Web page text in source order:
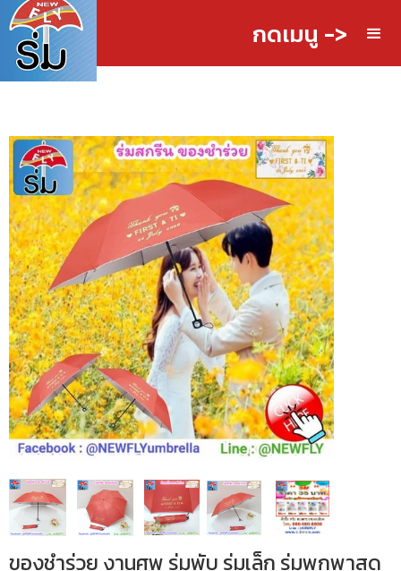
กดเมนู ->
ของชำร่วย งานศพ ร่มพับ ร่มเล็ก ร่มพกพาสด